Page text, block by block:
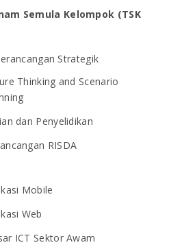
Semula Kelompok (TSK
Strategik
Thinking and Scenario
dan Penyelidikan
RISDA
Mobile
Web
ICT Sektor Awam